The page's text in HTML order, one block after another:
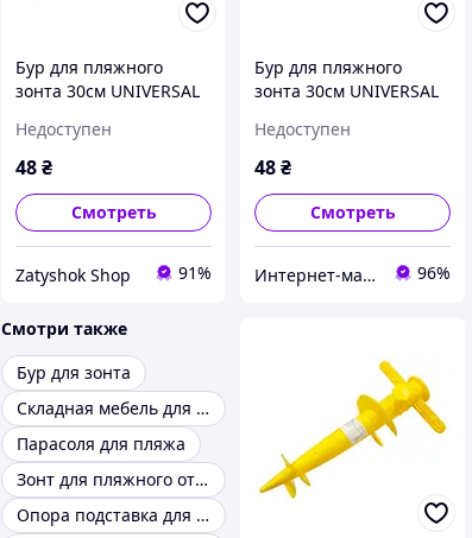
Бур для пляжного
зонта 30см UNIVERSAL
Недоступен
48₴
Смотреть
Zatyshok Shop 91%
Бур для пляжного
зонта 30см UNIVERSAL
Недоступен
48₴
Смотреть
Интернет-магазин "Техно Волки" 96%
Смотри также
Бур для зонта
Складная мебель для пикника
Парасоля для пляжа
Зонт для пляжного отдыха
Опора подставка для пляжного зонта бур